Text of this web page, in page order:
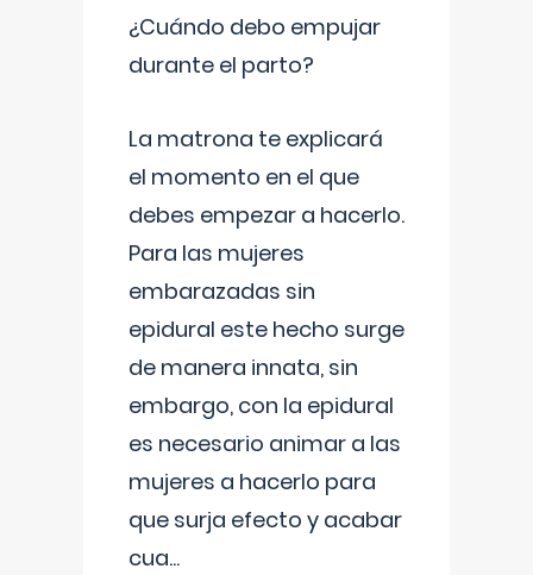
¿Cuándo debo empujar
durante el parto?
La matrona te explicará
el momento en el que
debes empezar a hacerlo.
Para las mujeres
embarazadas sin
epidural este hecho surge
de manera innata, sin
embargo, con la epidural
es necesario animar a las
mujeres a hacerlo para
que surja efecto y acabar
cua...